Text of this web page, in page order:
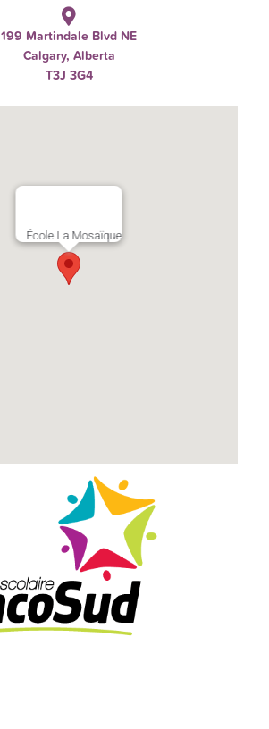
199 Martindale Blvd NE
Calgary, Alberta
T3J 3G4
École La Mosaïque